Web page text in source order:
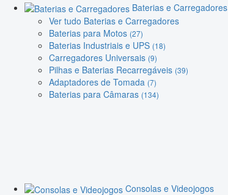
Baterias e Carregadores
Ver tudo Baterias e Carregadores
Baterias para Motos (27)
Baterias Industriais e UPS (18)
Carregadores Universais (9)
Pilhas e Baterias Recarregáveis (39)
Adaptadores de Tomada (7)
Baterias para Câmaras (134)
Consolas e Videojogos